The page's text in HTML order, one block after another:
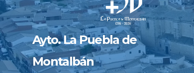
Ayto. La Puebla de
Montalbán